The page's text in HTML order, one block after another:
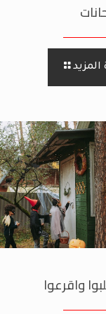
المزيد
واقرعوا